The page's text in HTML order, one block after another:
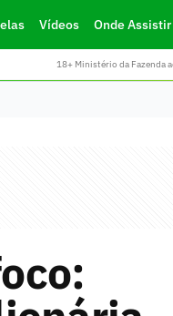
Vídeos Onde Assistir
18+ Ministério da Fazenda